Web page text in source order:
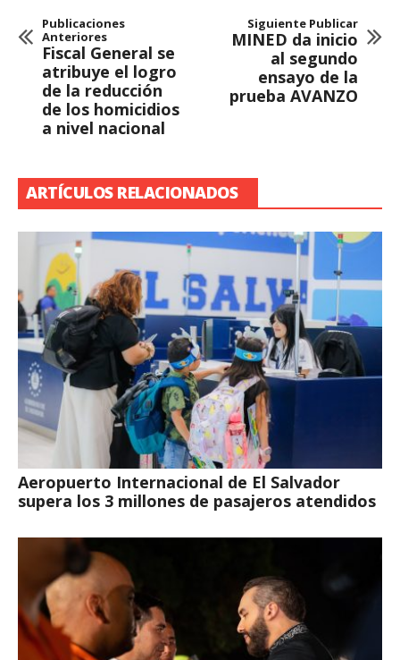
Publicaciones
Anteriores
Fiscal General se
atribuye el logro
de la reducción
de los homicidios
a nivel nacional
Siguiente Publicar
MINED da inicio
al segundo
ensayo de la
prueba AVANZO
ARTÍCULOS RELACIONADOS
Aeropuerto Internacional de El Salvador
supera los 3 millones de pasajeros atendidos